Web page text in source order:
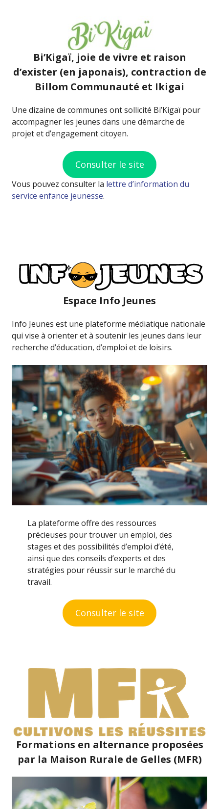
Bi’Kigaï, joie de vivre et raison
d’exister (en japonais), contraction de
Billom Communauté et Ikigai
Une dizaine de communes ont sollicité Bi’Kigaï pour
accompagner les jeunes dans une démarche de
projet et d’engagement citoyen.
Consulter le site
Vous pouvez consulter la lettre d’information du
service enfance jeunesse.
Espace Info Jeunes
Info Jeunes est une plateforme médiatique nationale
qui vise à orienter et à soutenir les jeunes dans leur
recherche d’éducation, d’emploi et de loisirs.
La plateforme offre des ressources
précieuses pour trouver un emploi, des
stages et des possibilités d’emploi d’été,
ainsi que des conseils d’experts et des
stratégies pour réussir sur le marché du
travail.
Consulter le site
Formations en alternance proposées
par la Maison Rurale de Gelles (MFR)